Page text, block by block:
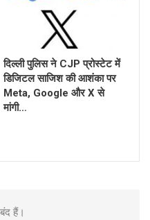
दिल्ली पुलिस ने CJP प्रोस्टेट में
डिजिटल साजिश की आशंका पर
Meta, Google और X से
मांगी…
बंद हैं।